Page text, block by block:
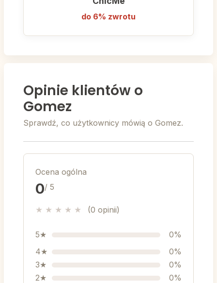
do 6% zwrotu
Opinie klientów o
Gomez
Sprawdź, co użytkownicy mówią o Gomez.
Ocena ogólna
0/ 5
★ ★ ★ ★ ★ (0 opinii)
5★
0%
4★
0%
3★
0%
2★
0%